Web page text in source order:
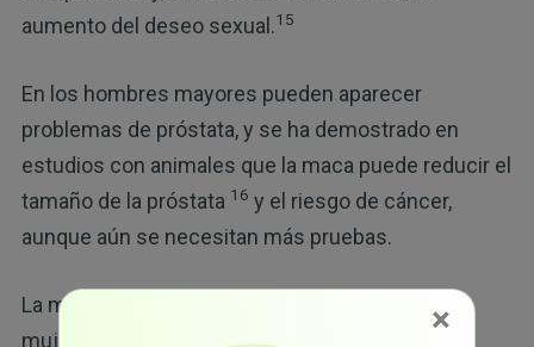
aumento del deseo sexual.15
En los hombres mayores pueden aparecer
problemas de próstata, y se ha demostrado en
estudios con animales que la maca puede reducir el
tamaño de la próstata 16 y el riesgo de cáncer,
aunque aún se necesitan más pruebas.
La menopausia, que es la pesadilla de muchas
mujeres a medida que se acercan a la mediana
×